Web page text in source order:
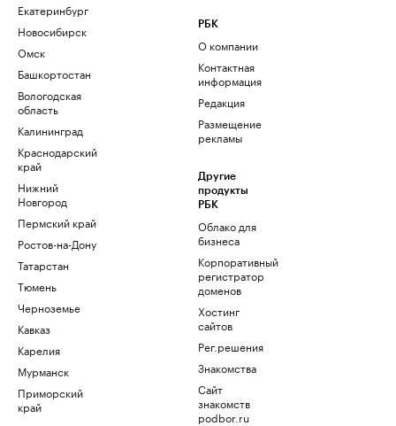
Екатеринбург
Новосибирск
Омск
Башкортостан
Вологодская
область
Калининград
Краснодарский
край
Нижний
Новгород
Пермский край
Ростов-на-Дону
Татарстан
Тюмень
Черноземье
Кавказ
Карелия
Мурманск
Приморский
край
РБК
О компании
Контактная
информация
Редакция
Размещение
рекламы
Другие
продукты
РБК
Облако для
бизнеса
Корпоративный
регистратор
доменов
Хостинг
сайтов
Рег.решения
Знакомства
Сайт
знакомств
podbor.ru